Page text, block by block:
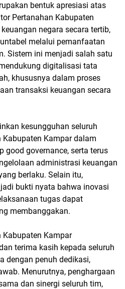
bentuk apresiasi atas
Pertanahan Kabupaten
negara secara tertib,
melalui pemanfaatan
Sistem ini menjadi salah satu
digitalisasi tata
khususnya dalam proses
transaksi keuangan secara
kesungguhan seluruh
Kampar dalam
good governance, serta terus
administrasi keuangan
berlaku. Selain itu,
bukti nyata bahwa inovasi
tugas dapat
membanggakan.
Kabupaten Kampar
terima kasih kepada seluruh
dengan penuh dedikasi,
Menurutnya, penghargaan
dan sinergi seluruh tim,